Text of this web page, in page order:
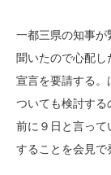
一都三県の知事が
聞いたので心配
宣言を要請する。
ついても検討する
前に９日と言って
することを会見で